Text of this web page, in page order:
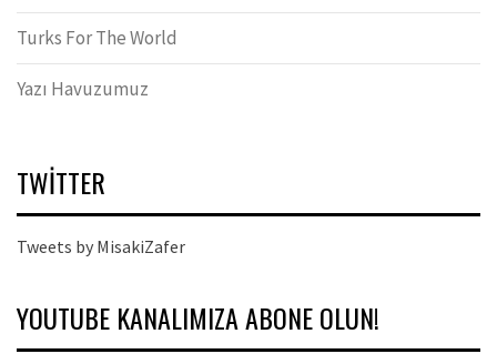
Turks For The World
Yazı Havuzumuz
TWITTER
Tweets by MisakiZafer
YOUTUBE KANALIMIZA ABONE OLUN!